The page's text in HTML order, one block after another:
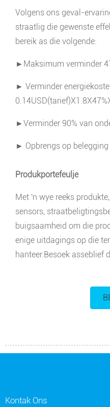
Volgens ons geval-
straatlig die gewenste
bereik as die volgende:
►Maksimum verminder
► Verminder
►Verminder 90% van
► Opbrengs op
Produkportefeulje
Met 'n wye reeks
sensors,
buigsaamheid om die
enige uitdagings op die
hanteer.Besoek asseblief
Kontak Ons